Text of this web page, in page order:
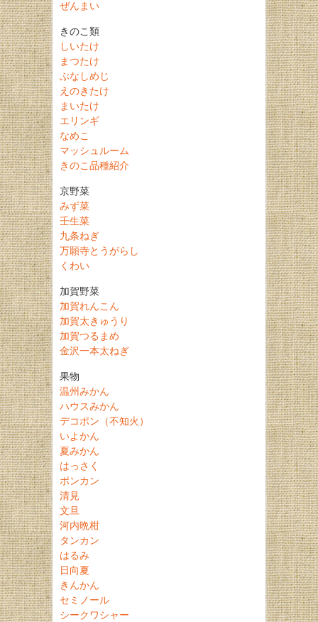
ぜんまい
きのこ類
しいたけ
まつたけ
ぶなしめじ
えのきたけ
まいたけ
エリンギ
なめこ
マッシュルーム
きのこ品種紹介
京野菜
みず菜
壬生菜
九条ねぎ
万願寺とうがらし
くわい
加賀野菜
加賀れんこん
加賀太きゅうり
加賀つるまめ
金沢一本太ねぎ
果物
温州みかん
ハウスみかん
デコポン（不知火）
いよかん
夏みかん
はっさく
ポンカン
清見
文旦
河内晩柑
タンカン
はるみ
日向夏
きんかん
セミノール
シークワシャー